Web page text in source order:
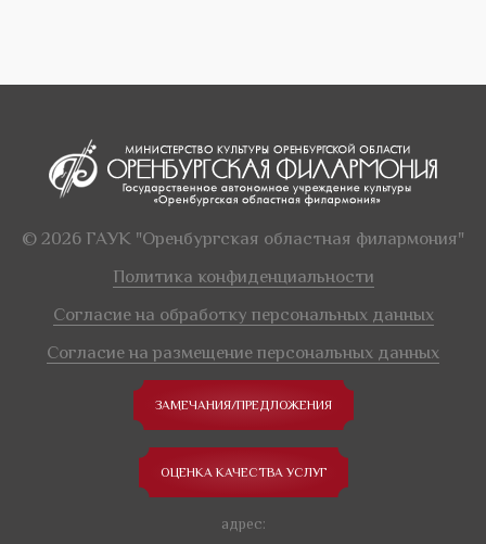
© 2026 ГАУК "Оренбургская областная филармония"
Политика конфиденциальности
Согласие на обработку персональных данных
Согласие на размещение персональных данных
ЗАМЕЧАНИЯ/ПРЕДЛОЖЕНИЯ
ОЦЕНКА КАЧЕСТВА УСЛУГ
адрес: